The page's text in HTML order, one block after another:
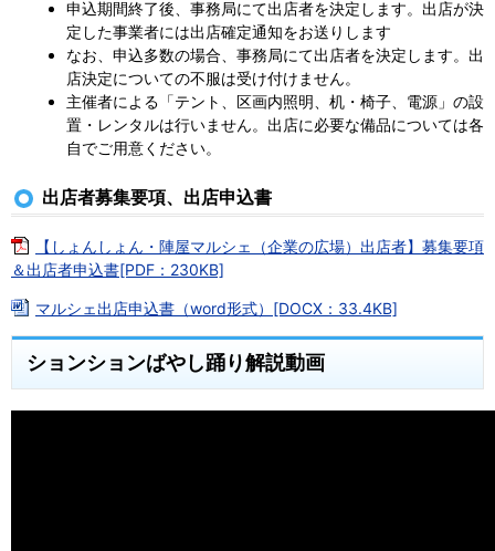
申込期間終了後、事務局にて出店者を決定します。出店が決
定した事業者には出店確定通知をお送りします
なお、申込多数の場合、事務局にて出店者を決定します。出
店決定についての不服は受け付けません。
主催者による「テント、区画内照明、机・椅子、電源」の設
置・レンタルは行いません。出店に必要な備品については各
自でご用意ください。
出店者募集要項、出店申込書
【しょんしょん・陣屋マルシェ（企業の広場）出店者】募集要項
＆出店者申込書[PDF：230KB]
マルシェ出店申込書（word形式）[DOCX：33.4KB]
ションションばやし踊り解説動画